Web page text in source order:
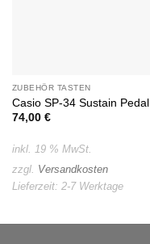
ZUBEHÖR TASTEN
Casio SP-34 Sustain Pedal
74,00 €
inkl. 19 % MwSt.
zzgl. Versandkosten
Lieferzeit: 2-7 Werktage